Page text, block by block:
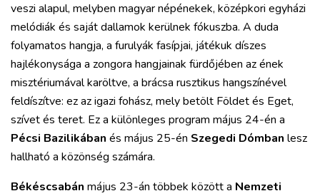
veszi alapul, melyben magyar népénekek, középkori egyházi
melódiák és saját dallamok kerülnek fókuszba. A duda
folyamatos hangja, a furulyák fasípjai, játékuk díszes
hajlékonysága a zongora hangjainak fürdőjében az ének
misztériumával karöltve, a brácsa rusztikus hangszínével
feldíszítve: ez az igazi fohász, mely betölt Földet és Eget,
szívet és teret. Ez a különleges program május 24-én a
Pécsi Bazilikában és május 25-én Szegedi Dómban lesz
hallható a közönség számára.
Békéscsabán május 23-án többek között a Nemzeti